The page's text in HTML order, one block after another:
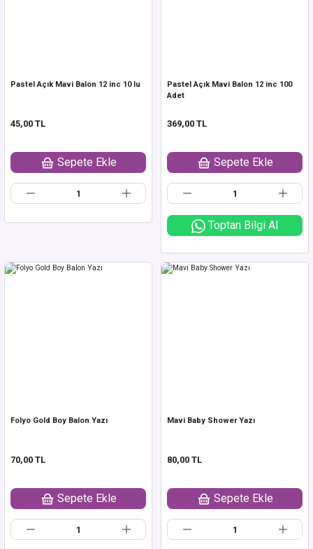
Pastel Açık Mavi Balon 12 inc 10 lu
45,00 TL
Sepete Ekle
Pastel Açık Mavi Balon 12 inc 100
Adet
369,00 TL
Sepete Ekle
Toptan Bilgi Al
Folyo Gold Boy Balon Yazı
70,00 TL
Sepete Ekle
Mavi Baby Shower Yazı
80,00 TL
Sepete Ekle